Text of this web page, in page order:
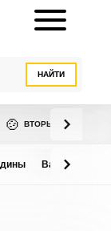
НАЙТИ
🍲 ВТОРЫЕ БЛЮДА
Варенье из